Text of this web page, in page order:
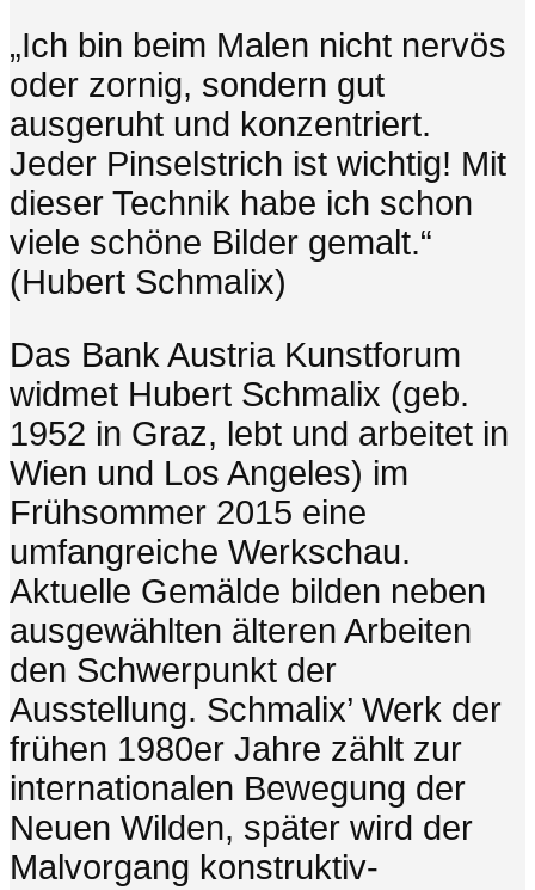
„Ich bin beim Malen nicht nervös
oder zornig, sondern gut
ausgeruht und konzentriert.
Jeder Pinselstrich ist wichtig! Mit
dieser Technik habe ich schon
viele schöne Bilder gemalt.“
(Hubert Schmalix)
Das Bank Austria Kunstforum
widmet Hubert Schmalix (geb.
1952 in Graz, lebt und arbeitet in
Wien und Los Angeles) im
Frühsommer 2015 eine
umfangreiche Werkschau.
Aktuelle Gemälde bilden neben
ausgewählten älteren Arbeiten
den Schwerpunkt der
Ausstellung. Schmalix’ Werk der
frühen 1980er Jahre zählt zur
internationalen Bewegung der
Neuen Wilden, später wird der
Malvorgang konstruktiv-